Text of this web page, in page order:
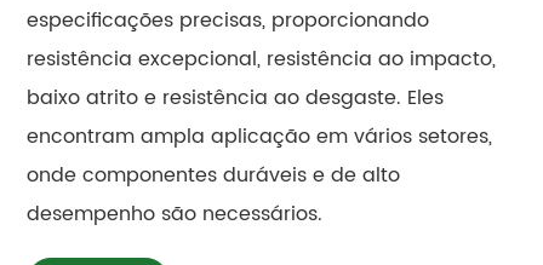
especificações precisas, proporcionando
resistência excepcional, resistência ao impacto,
baixo atrito e resistência ao desgaste. Eles
encontram ampla aplicação em vários setores,
onde componentes duráveis e de alto
desempenho são necessários.